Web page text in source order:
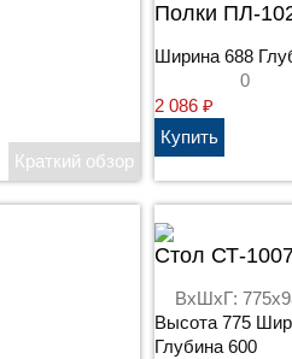
Полки ПЛ-
Ширина 688
0
2 086 ₽
Стол СТ-
ВхШхГ:
Высота 775
Глубина 600